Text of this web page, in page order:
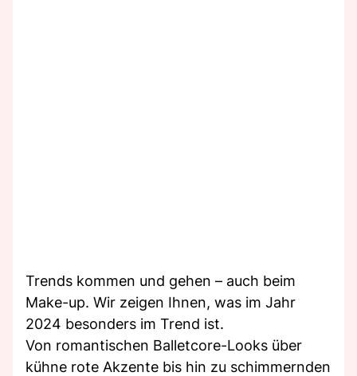
Trends kommen und gehen – auch beim
Make-up. Wir zeigen Ihnen, was im Jahr
2024 besonders im Trend ist.
Von romantischen Balletcore-Looks über
kühne rote Akzente bis hin zu schimmernden